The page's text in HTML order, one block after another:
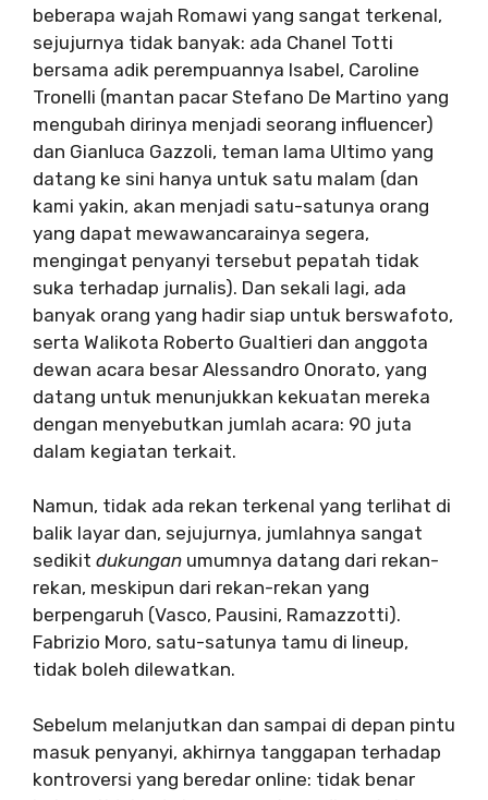
beberapa wajah Romawi yang sangat terkenal,
sejujurnya tidak banyak: ada Chanel Totti
bersama adik perempuannya Isabel, Caroline
Tronelli (mantan pacar Stefano De Martino yang
mengubah dirinya menjadi seorang influencer)
dan Gianluca Gazzoli, teman lama Ultimo yang
datang ke sini hanya untuk satu malam (dan
kami yakin, akan menjadi satu-satunya orang
yang dapat mewawancarainya segera,
mengingat penyanyi tersebut pepatah tidak
suka terhadap jurnalis). Dan sekali lagi, ada
banyak orang yang hadir siap untuk berswafoto,
serta Walikota Roberto Gualtieri dan anggota
dewan acara besar Alessandro Onorato, yang
datang untuk menunjukkan kekuatan mereka
dengan menyebutkan jumlah acara: 90 juta
dalam kegiatan terkait.
Namun, tidak ada rekan terkenal yang terlihat di
balik layar dan, sejujurnya, jumlahnya sangat
sedikit dukungan umumnya datang dari rekan-
rekan, meskipun dari rekan-rekan yang
berpengaruh (Vasco, Pausini, Ramazzotti).
Fabrizio Moro, satu-satunya tamu di lineup,
tidak boleh dilewatkan.
Sebelum melanjutkan dan sampai di depan pintu
masuk penyanyi, akhirnya tanggapan terhadap
kontroversi yang beredar online: tidak benar